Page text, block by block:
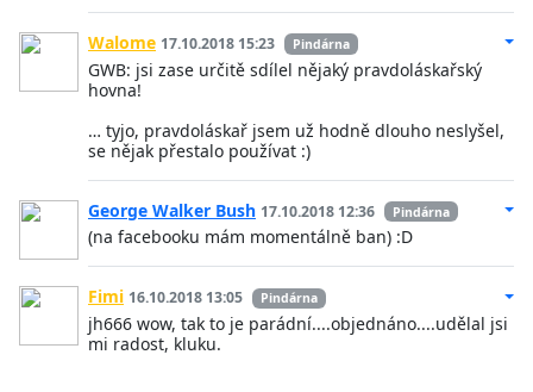
Walome 17.10.2018 15:23 Pindárna
GWB: jsi zase určitě sdílel nějaký pravdoláskařský
hovna!
… tyjo, pravdoláskař jsem už hodně dlouho neslyšel,
se nějak přestalo používat :)
George Walker Bush 17.10.2018 12:36 Pindárna
(na facebooku mám momentálně ban) :D
Fimi 16.10.2018 13:05 Pindárna
jh666 wow, tak to je parádní....objednáno....udělal jsi
mi radost, kluku.